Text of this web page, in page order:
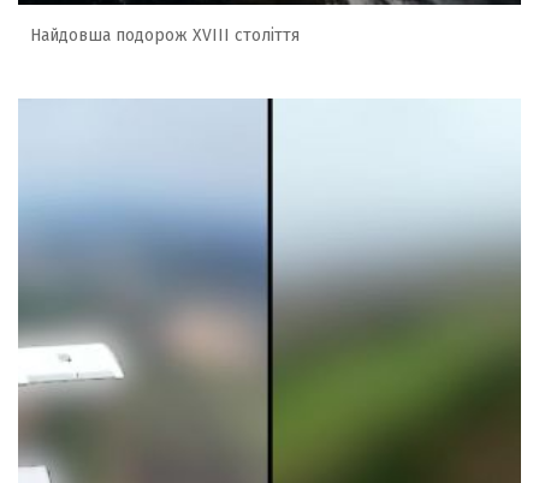
Найдовша подорож XVIII століття